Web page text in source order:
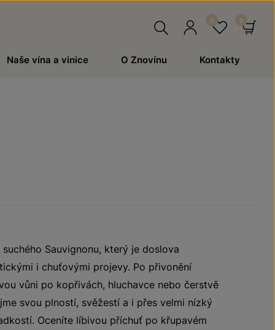
Naše vína a vinice O Znovínu Kontakty
Sauvignonu, který je doslova
i chuťovými projevy. Po přivonění
vůni po kopřivách, hluchavce nebo čerstvě
svou plností, svěžestí a i přes velmi nízký
Oceníte líbivou příchuť po křupavém